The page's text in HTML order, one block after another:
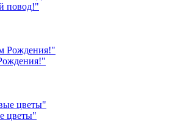
повод!"
цветы"